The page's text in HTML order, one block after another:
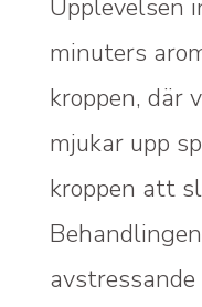
Upplevelsen
minuters
kroppen, där
mjukar upp
kroppen att